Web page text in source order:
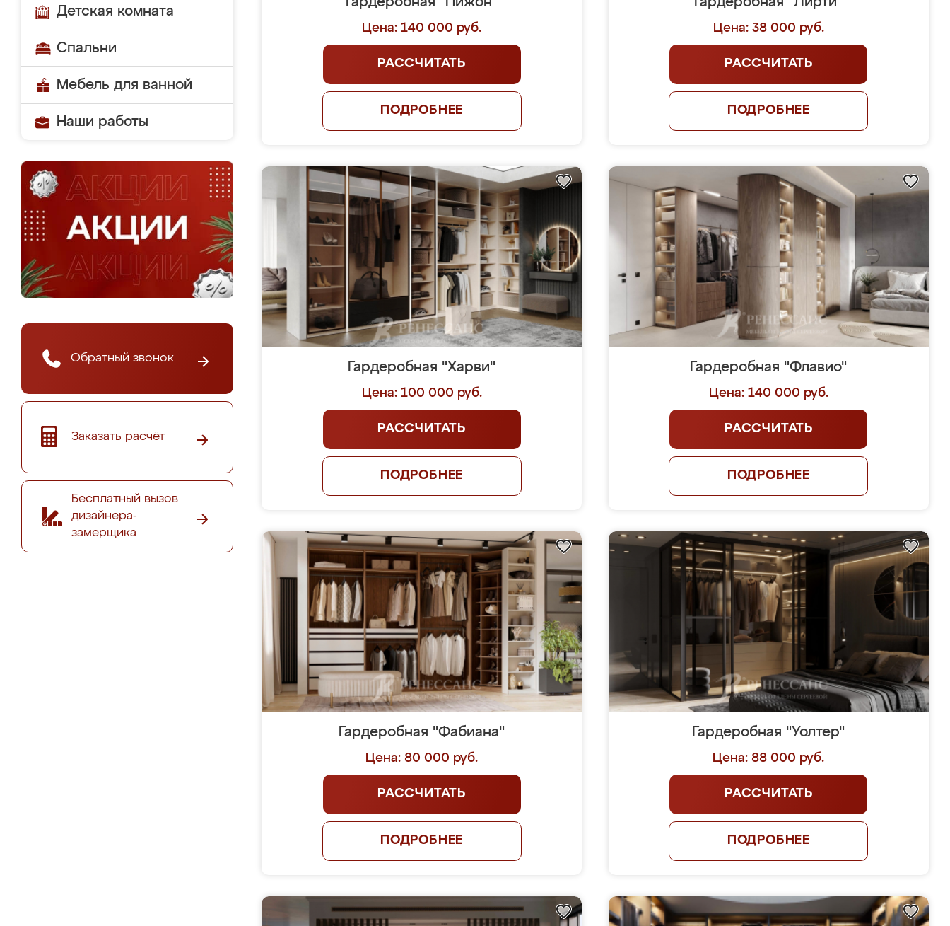
Детская комната
Спальни
Мебель для ванной
Наши работы
Обратный звонок
Заказать расчёт
Бесплатный вызов
дизайнера-
замерщика
Цена: 140 000 руб.
РАССЧИТАТЬ
ПОДРОБНЕЕ
Цена: 38 000 руб.
РАССЧИТАТЬ
ПОДРОБНЕЕ
Гардеробная "Харви"
Цена: 100 000 руб.
РАССЧИТАТЬ
ПОДРОБНЕЕ
Гардеробная "Флавио"
Цена: 140 000 руб.
РАССЧИТАТЬ
ПОДРОБНЕЕ
Гардеробная "Фабиана"
Цена: 80 000 руб.
РАССЧИТАТЬ
ПОДРОБНЕЕ
Гардеробная "Уолтер"
Цена: 88 000 руб.
РАССЧИТАТЬ
ПОДРОБНЕЕ